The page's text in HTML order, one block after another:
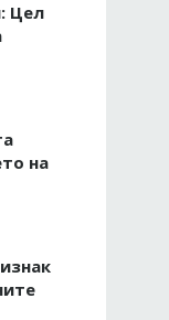
Цел
на